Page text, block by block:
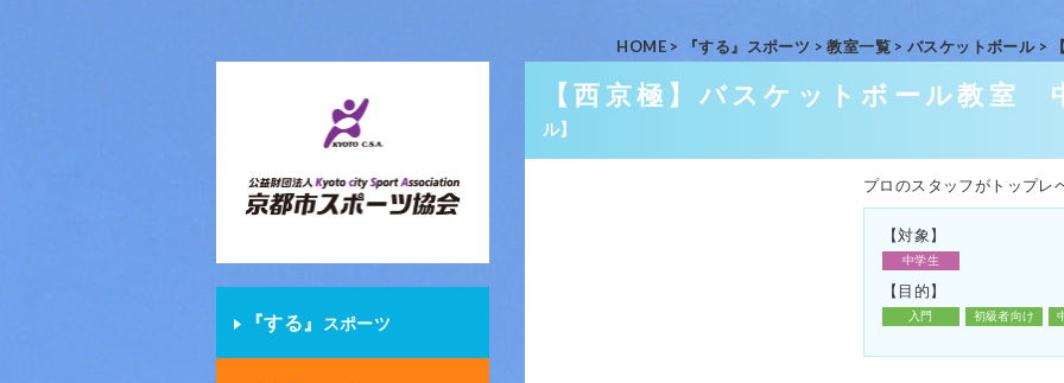
HOME> 『する』スポーツ >教室一覧>バスケットボール>
【西京極】バスケットボール教室
ル】
プロのスタッフがトップレ
【対象】
中学生
【目的】
入門 初級者向け
『する』 スポーツ